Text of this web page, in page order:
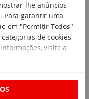
lhe anúncios
Para garantir uma
em "Permitir Todos".
de cookies,
visite a